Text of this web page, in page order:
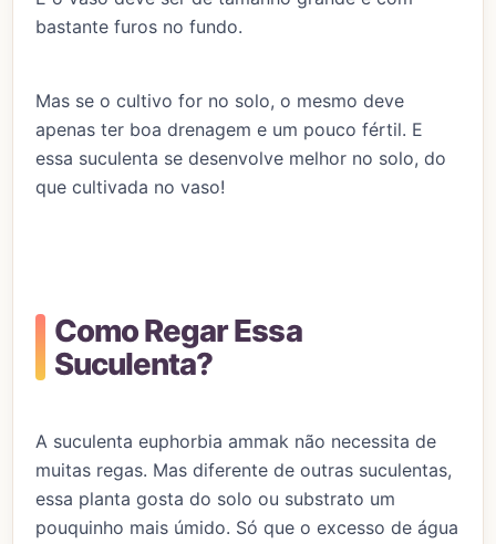
bastante furos no fundo.
Mas se o cultivo for no solo, o mesmo deve
apenas ter boa drenagem e um pouco fértil. E
essa suculenta se desenvolve melhor no solo, do
que cultivada no vaso!
Como Regar Essa
Suculenta?
A suculenta euphorbia ammak não necessita de
muitas regas. Mas diferente de outras suculentas,
essa planta gosta do solo ou substrato um
pouquinho mais úmido. Só que o excesso de água